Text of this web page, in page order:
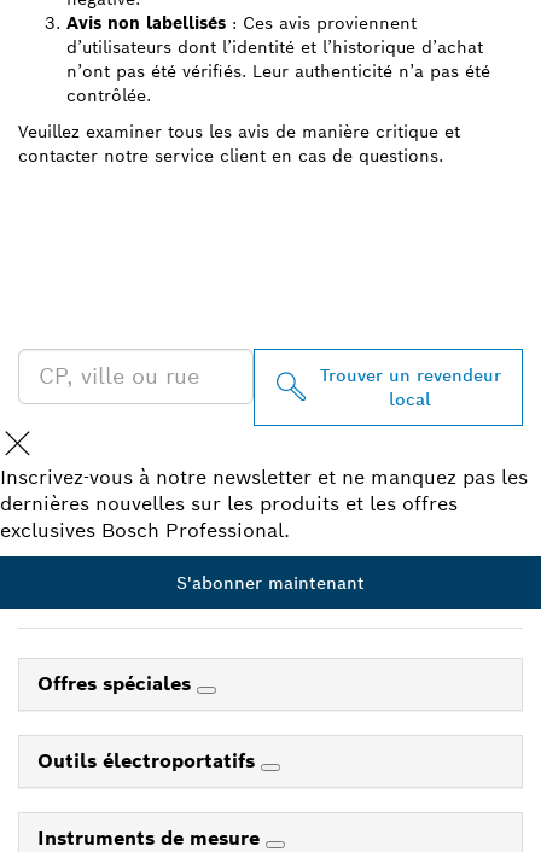
Avis non labellisés : Ces avis proviennent
d’utilisateurs dont l’identité et l’historique d’achat
n’ont pas été vérifiés. Leur authenticité n’a pas été
contrôlée.
Veuillez examiner tous les avis de manière critique et
contacter notre service client en cas de questions.
Trouver un revendeur
local
Inscrivez-vous à notre newsletter et ne manquez pas les
dernières nouvelles sur les produits et les offres
exclusives Bosch Professional.
S'abonner maintenant
Offres spéciales
Outils électroportatifs
Instruments de mesure